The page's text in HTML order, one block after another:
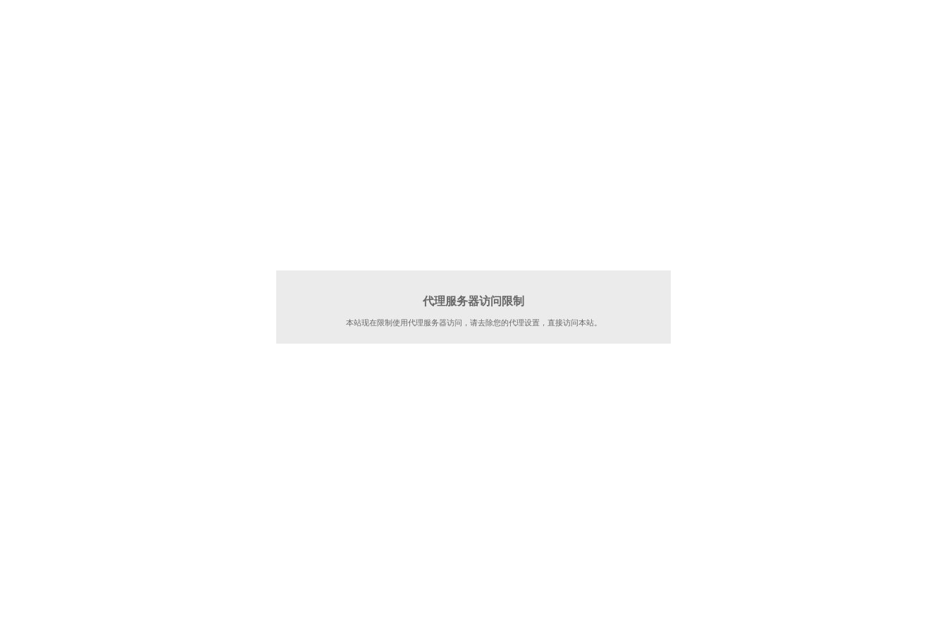
代理服务器访问限制
本站现在限制使用代理服务器访问，请去除您的代理设置，直接访问本站。